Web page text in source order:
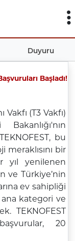
Duyuru
Başladı!
Vakfı (T3 Vakfı)
bu
bir
yıl yenilenen
ve Türkiye’nin
ev sahipliği
ana kategori ve
TEKNOFEST
20